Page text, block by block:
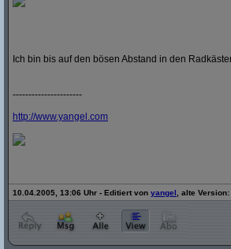
Ich bin bis auf den bösen Abstand in den
----------------------
http://www.yangel.com
10.04.2005, 13:06 Uhr - Editiert von yangel , alte Version: